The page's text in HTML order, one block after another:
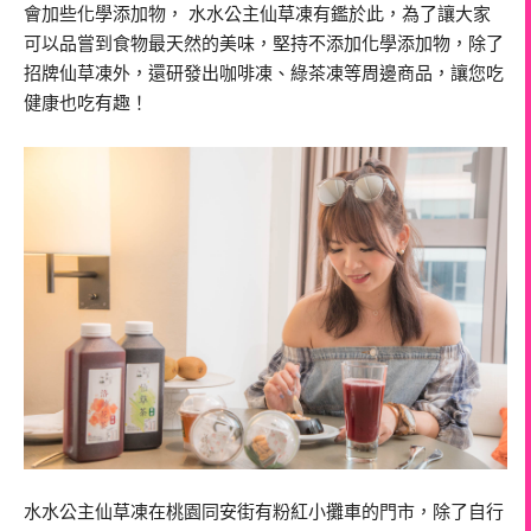
會加些化學添加物， 水水公主仙草凍有鑑於此，為了讓大家
可以品嘗到食物最天然的美味，堅持不添加化學添加物，除了
招牌仙草凍外，還研發出咖啡凍、綠茶凍等周邊商品，讓您吃
健康也吃有趣！
水水公主仙草凍在桃園同安街有粉紅小攤車的門市，除了自行